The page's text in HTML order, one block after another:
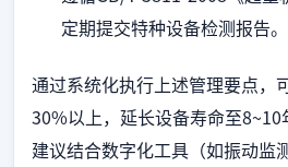
定期提交特种设备检测报告。
通过系统化执行上述管理要点，
30%以上，延长设备寿命至8~10
建议结合数字化工具（如振动监